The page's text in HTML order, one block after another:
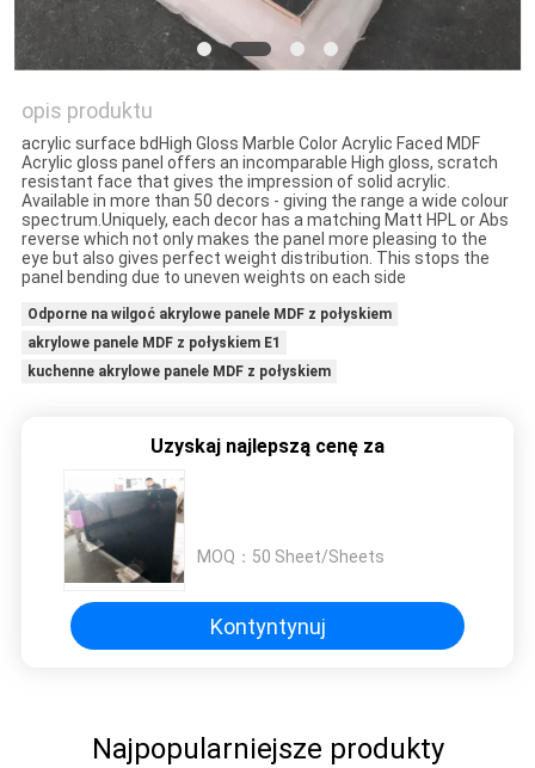
SITEMAP
PRIVACY
POLICY
opis produktu
acrylic surface bdHigh Gloss Marble Color Acrylic Faced MDF
Acrylic gloss panel offers an incomparable High gloss, scratch
resistant face that gives the impression of solid acrylic.
Available in more than 50 decors - giving the range a wide colour
spectrum.Uniquely, each decor has a matching Matt HPL or Abs
reverse which not only makes the panel more pleasing to the
eye but also gives perfect weight distribution. This stops the
panel bending due to uneven weights on each side
Odporne na wilgoć akrylowe panele MDF z połyskiem
akrylowe panele MDF z połyskiem E1
kuchenne akrylowe panele MDF z połyskiem
Uzyskaj najlepszą cenę za
MOQ： 50 Sheet/Sheets
Kontyntynuj
Najpopularniejsze produkty